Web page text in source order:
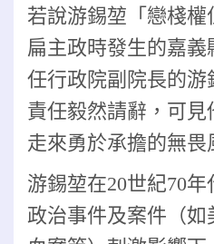
若說游錫堃「戀棧
扁主政時發生的嘉義
任行政院副院長的游
責任毅然請辭，可
走來勇於承擔的無畏
游錫堃在20世紀70
政治事件及案件（如